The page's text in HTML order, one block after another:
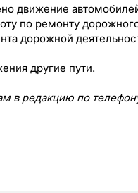
движение
по ремонту
дорожной
другие пути.
в редакцию по